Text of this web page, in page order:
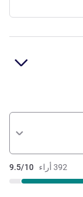
392 أراء 9.5/10